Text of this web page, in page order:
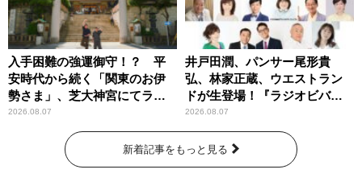
入手困難の強運御守！？ 平
安時代から続く「関東のお伊
勢さま」、芝大神宮にてラン
パンプスが合格祈願！
2026.08.07
井戸田潤、パンサー尾形貴
弘、林家正蔵、ウエストラン
ドが生登場！『ラジオビバリ
ー昼ズ』
2026.08.07
新着記事をもっと見る